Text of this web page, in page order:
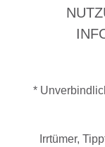
*
Irrtümer,